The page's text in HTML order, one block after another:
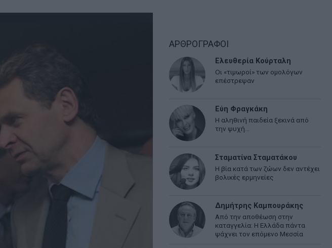
ΑΡΘΡΟΓΡΑΦΟΙ
Ελευθερία Κούρταλη
Οι «τιμωροί» των ομολόγων
επέστρεψαν
Εύη Φραγκάκη
Η αληθινή παιδεία ξεκινά από
την ψυχή…
Σταματίνα Σταματάκου
Η βία κατά των ζώων δεν αντέχει
βολικές ερμηνείες
Δημήτρης Καμπουράκης
Από την αποθέωση στην
καταγγελία: Η Ελλάδα πάντα
ψάχνει τον επόμενο Μεσσία